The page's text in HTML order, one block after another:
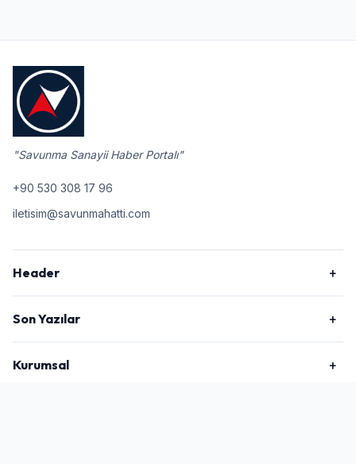
"Savunma Sanayii Haber Portalı"
+90 530 308 17 96
iletisim@savunmahatti.com
Header
Son Yazılar
Kurumsal